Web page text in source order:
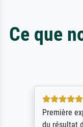
Ce que
5
Première
du résultat